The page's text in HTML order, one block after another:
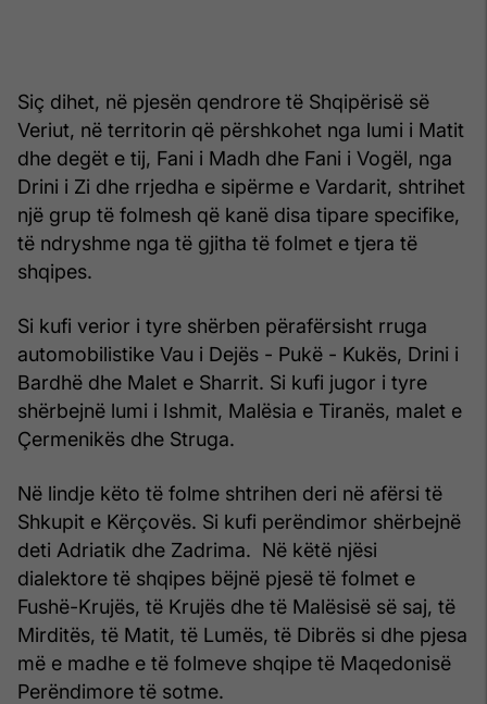
Siç dihet, në pjesën qendrore të Shqipërisë së
Veriut, në territorin që përshkohet nga lumi i Matit
dhe degët e tij, Fani i Madh dhe Fani i Vogël, nga
Drini i Zi dhe rrjedha e sipërme e Vardarit, shtrihet
një grup të folmesh që kanë disa tipare specifike,
të ndryshme nga të gjitha të folmet e tjera të
shqipes.
Si kufi verior i tyre shërben përafërsisht rruga
automobilistike Vau i Dejës - Pukë - Kukës, Drini i
Bardhë dhe Malet e Sharrit. Si kufi jugor i tyre
shërbejnë lumi i Ishmit, Malësia e Tiranës, malet e
Çermenikës dhe Struga.
Në lindje këto të folme shtrihen deri në afërsi të
Shkupit e Kërçovës. Si kufi perëndimor shërbejnë
deti Adriatik dhe Zadrima. Në këtë njësi
dialektore të shqipes bëjnë pjesë të folmet e
Fushë-Krujës, të Krujës dhe të Malësisë së saj, të
Mirditës, të Matit, të Lumës, të Dibrës si dhe pjesa
më e madhe e të folmeve shqipe të Maqedonisë
Perëndimore të sotme.